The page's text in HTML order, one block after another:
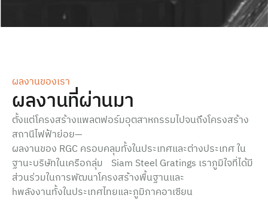
ผลงานของเรา
ผลงานที่ผ่านมา
ตั้งแต่โครงสร้างแพลตฟอร์มอุตสาหกรรมไปจนถึงโครงสร้าง
สถานีไฟฟ้าย่อย—
ผลงานของ RGC ครอบคลุมทั้งในประเทศและต่างประเทศ ใน
ฐานะบริษัทในเครือกลุ่ม Siam Steel Gratings เราภูมิใจที่ได้มี
ส่วนร่วมในการพัฒนาโครงสร้างพื้นฐานและ
hพลังงานทั้งในประเทศไทยและภูมิภาคอาเซียน